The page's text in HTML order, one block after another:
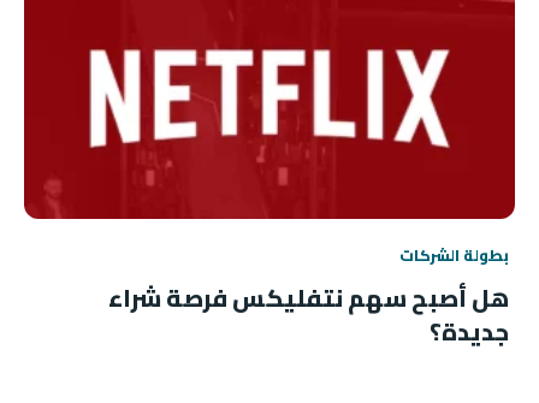
بطولة الشركات
هل أصبح سهم نتفليكس فرصة شراء
جديدة؟